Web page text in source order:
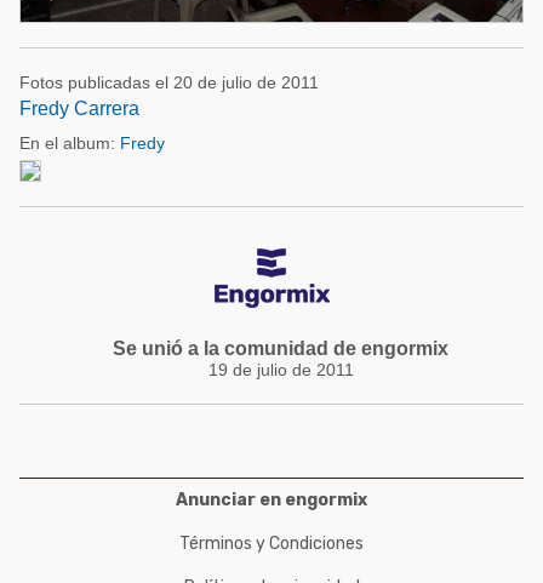
Fotos publicadas el 20 de julio de 2011
Fredy Carrera
En el album: Fredy
Se unió a la comunidad de engormix
19 de julio de 2011
Anunciar en engormix
Términos y Condiciones